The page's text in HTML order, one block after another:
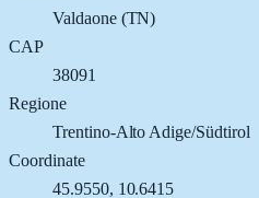
Valdaone(TN)
CAP
38091
Regione
Trentino-Alto Adige/Südtirol
Coordinate
45.9550, 10.6415